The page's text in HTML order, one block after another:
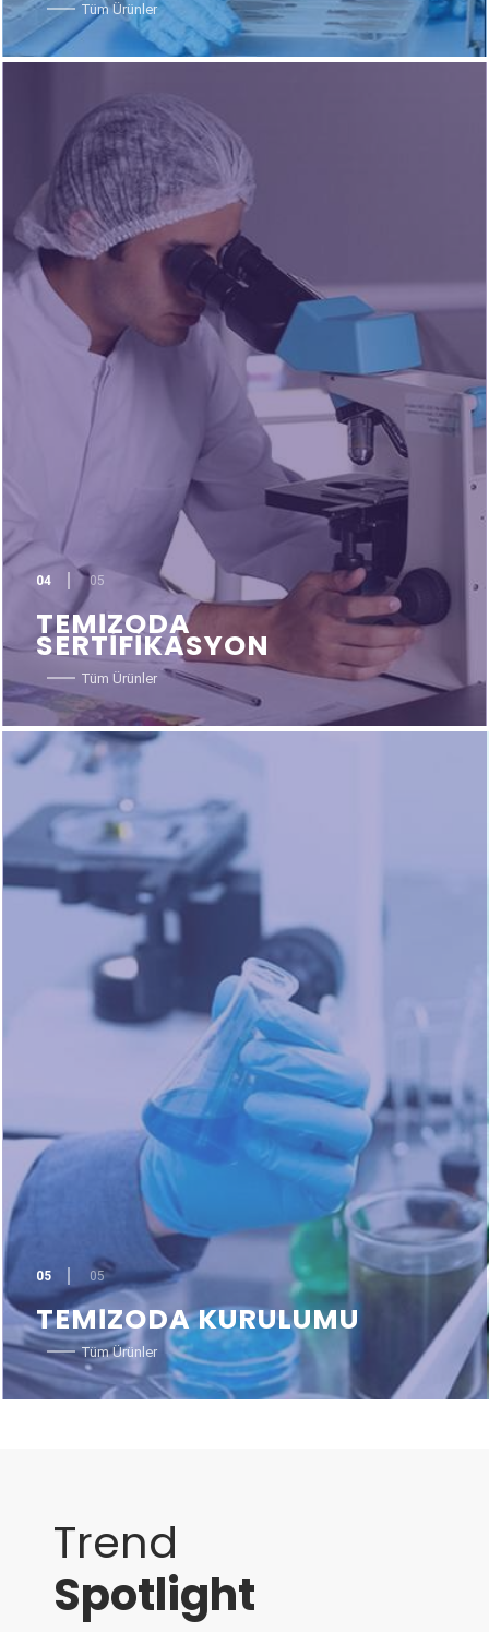
Tüm Ürünler
04 05
TEMİZODA
SERTİFİKASYON
Tüm Ürünler
05 05
TEMİZODA KURULUMU
Tüm Ürünler
Trend
Spotlight